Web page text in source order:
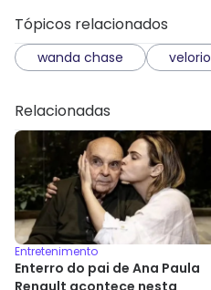
Tópicos relacionados
wanda chase velorio
Relacionadas
Entretenimento
Enterro do pai de Ana Paula